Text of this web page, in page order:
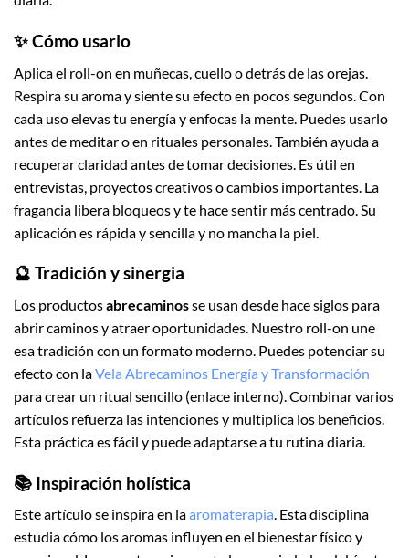
✨ Cómo usarlo
Aplica el roll-on en muñecas, cuello o detrás de las orejas.
Respira su aroma y siente su efecto en pocos segundos. Con
cada uso elevas tu energía y enfocas la mente. Puedes usarlo
antes de meditar o en rituales personales. También ayuda a
recuperar claridad antes de tomar decisiones. Es útil en
entrevistas, proyectos creativos o cambios importantes. La
fragancia libera bloqueos y te hace sentir más centrado. Su
aplicación es rápida y sencilla y no mancha la piel.
🔮 Tradición y sinergia
Los productosabrecaminosse usan desde hace siglos para
abrir caminos y atraer oportunidades. Nuestro roll-on une
esa tradición con un formato moderno. Puedes potenciar su
efecto con laVela Abrecaminos Energía y Transformación
para crear un ritual sencillo (enlace interno). Combinar varios
artículos refuerza las intenciones y multiplica los beneficios.
Esta práctica es fácil y puede adaptarse a tu rutina diaria.
📚 Inspiración holística
Este artículo se inspira en laaromaterapia. Esta disciplina
estudia cómo los aromas influyen en el bienestar físico y